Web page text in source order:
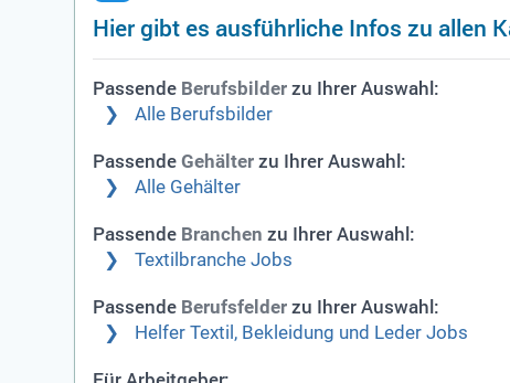
Hier gibt es ausführliche Infos zu allen
Passende Berufsbilder zu Ihrer Auswahl:
Alle Berufsbilder
PassendeGehälter zu Ihrer Auswahl:
Alle Gehälter
Passende Branchen zu Ihrer Auswahl:
Textilbranche Jobs
Passende Berufsfelder zu Ihrer Auswahl:
Helfer Textil, Bekleidung und Leder Jobs